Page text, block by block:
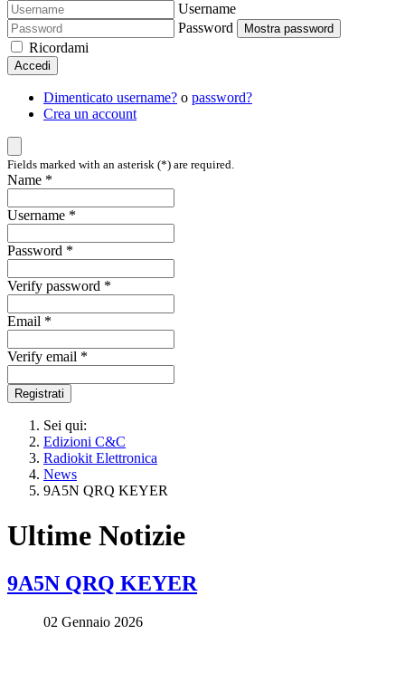
Username
Password
Mostra password
Ricordami
Accedi
Dimenticato username? o password?
Crea un account
Fields marked with an asterisk (*) are required.
Name *
Username *
Password *
Verify password *
Email *
Verify email *
Registrati
Sei qui:
Edizioni C&C
Radiokit Elettronica
News
9A5N QRQ KEYER
Ultime Notizie
9A5N QRQ KEYER
02 Gennaio 2026